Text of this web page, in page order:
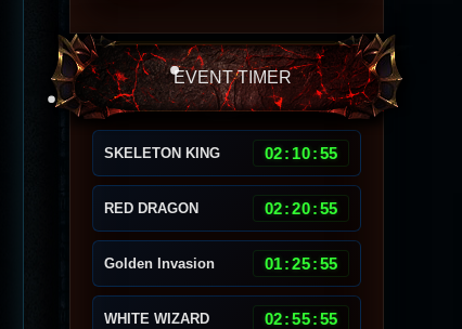
EVENT TIMER
SKELETON KING 02: 10:51
RED DRAGON 02:20:51
Golden Invasion 01:25:51
WHITE WIZARD 02:55:51